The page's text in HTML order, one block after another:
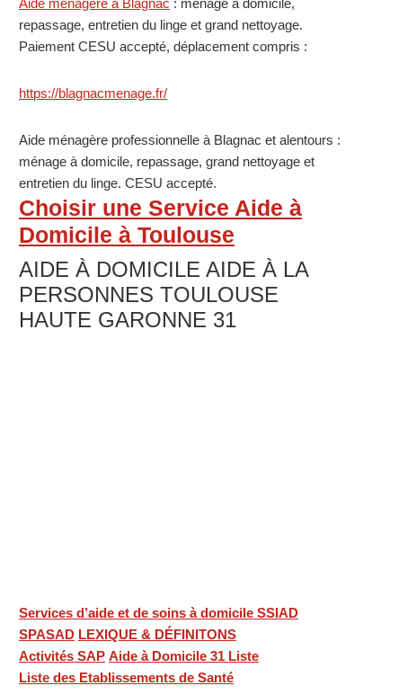
Primary
Sidebar
Aide ménagère à Blagnac : ménage à domicile,
repassage, entretien du linge et grand nettoyage.
Paiement CESU accepté, déplacement compris :
https://blagnacmenage.fr/
Aide ménagère professionnelle à Blagnac et alentours :
ménage à domicile, repassage, grand nettoyage et
entretien du linge. CESU accepté.
Choisir une Service Aide à
Domicile à Toulouse
AIDE À DOMICILE AIDE À LA
PERSONNES TOULOUSE
HAUTE GARONNE 31
Services d’aide et de soins à domicile SSIAD
SPASAD LEXIQUE & DÉFINITONS
Activités SAP Aide à Domicile 31 Liste
Liste des Etablissements de Santé